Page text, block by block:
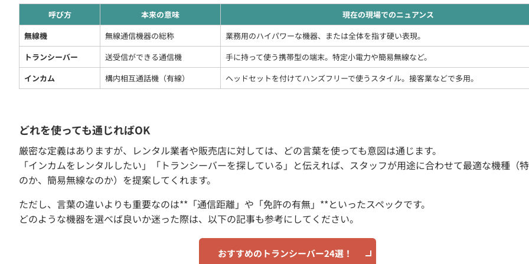
呼び方 本来の意味
現在の現場でのニュアンス
無線機
無線通信機器の総称
業務用のハイパワーな機器、または全体を指す硬い表現。
トランシーバー
送受信ができる通信機
手に持って使う携帯型の端末。特定小電力や簡易無線など。
インカム
構内相互通話機（有線） ヘッドセットを付けてハンズフリーで使うスタイル。接客業などで多用。
どれを使っても通じればOK
厳密な定義はありますが、レンタル業者や販売店に対しては、どの言葉を使っても意図は通じます。
「インカムをレンタルしたい」「トランシーバーを探している」と伝えれば、スタッフが用途に合わせて最適な機種（
のか、簡易無線なのか）を提案してくれます。
ただし、言葉の違いよりも重要なのは**「通信距離」や「免許の有無」**といったスペックです。
どのような機器を選べば良いか迷った際は、以下の記事も参考にしてください。
おすすめのトランシーバー24選！